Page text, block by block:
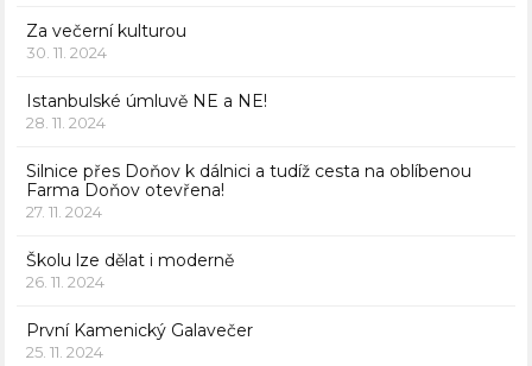
Za večerní kulturou
30. 11. 2024
Istanbulské úmluvě NE a NE!
28. 11. 2024
Silnice přes Doňov k dálnici a tudíž cesta na oblíbenou
Farma Doňov otevřena!
27. 11. 2024
Školu lze dělat i moderně
26. 11. 2024
První Kamenický Galavečer
25. 11. 2024